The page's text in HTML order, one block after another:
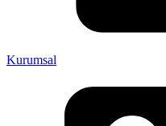
Kurumsal